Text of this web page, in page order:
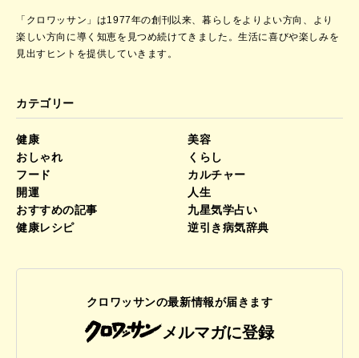
「クロワッサン」は1977年の創刊以来、暮らしをよりよい方向、より
楽しい方向に導く知恵を見つめ続けてきました。生活に喜びや楽しみを
見出すヒントを提供していきます。
カテゴリー
健康
美容
おしゃれ
くらし
フード
カルチャー
開運
人生
おすすめの記事
九星気学占い
健康レシピ
逆引き病気辞典
クロワッサンの最新情報が届きます
メルマガに登録